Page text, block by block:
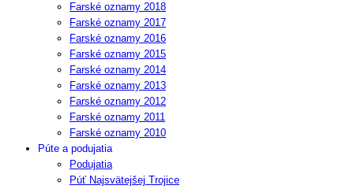
Farské oznamy 2018
Farské oznamy 2017
Farské oznamy 2016
Farské oznamy 2015
Farské oznamy 2014
Farské oznamy 2013
Farské oznamy 2012
Farské oznamy 2011
Farské oznamy 2010
Púte a podujatia
Podujatia
Púť Najsvätejšej Trojice